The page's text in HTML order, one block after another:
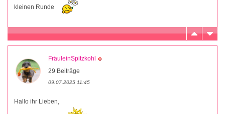
kleinen Runde
FräuleinSpitzkohl
29 Beiträge
09.07.2025 11:45
Hallo ihr Lieben,